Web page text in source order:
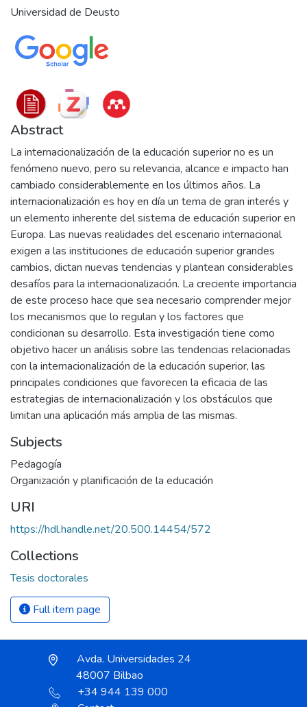
Universidad de Deusto
Abstract
La internacionalización de la educación superior no es un
fenómeno nuevo, pero su relevancia, alcance e impacto han
cambiado considerablemente en los últimos años. La
internacionalización es hoy en día un tema de gran interés y
un elemento inherente del sistema de educación superior en
Europa. Las nuevas realidades del escenario internacional
exigen a las instituciones de educación superior grandes
cambios, dictan nuevas tendencias y plantean considerables
desafíos para la internacionalización. La creciente importancia
de este proceso hace que sea necesario comprender mejor
los mecanismos que lo regulan y los factores que
condicionan su desarrollo. Esta investigación tiene como
objetivo hacer un análisis sobre las tendencias relacionadas
con la internacionalización de la educación superior, las
principales condiciones que favorecen la eficacia de las
estrategias de internacionalización y los obstáculos que
limitan una aplicación más amplia de las mismas.
Subjects
Pedagogía
Organización y planificación de la educación
URI
https://hdl.handle.net/20.500.14454/572
Collections
Tesis doctorales
Full item page
Avda. Universidades 24
48007 Bilbao
+34 944 139 000